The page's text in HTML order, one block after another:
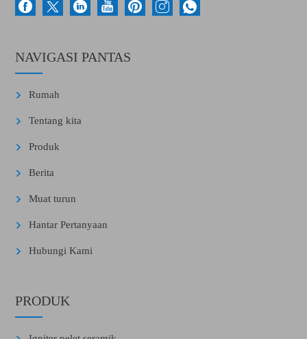
NAVIGASI PANTAS
Rumah
Tentang kita
Produk
Berita
Muat turun
Hantar Pertanyaan
Hubungi Kami
PRODUK